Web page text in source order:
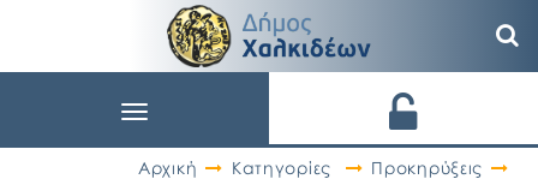
Toggle
Αρχική
Κατηγορίες
Προκηρύξεις